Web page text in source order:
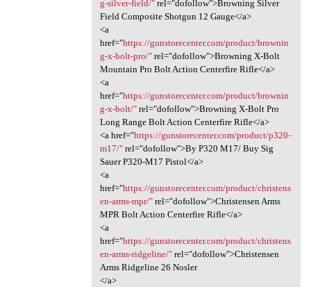
g-silver-field/"rel="dofollow">Browning Silver
Field Composite Shotgun 12 Gauge</a>
<a
href="https://gunstorecenter.com/product/brownin
g-x-bolt-pro/"rel="dofollow">Browning X-Bolt
Mountain Pro Bolt Action Centerfire Rifle</a>
<a
href="https://gunstorecenter.com/product/brownin
g-x-bolt/"rel="dofollow">Browning X-Bolt Pro
Long Range Bolt Action Centerfire Rifle</a>
<a href="https://gunstorecenter.com/product/p320-
m17/"rel="dofollow">By P320 M17/ Buy Sig
Sauer P320-M17 Pistol</a>
<a
href="https://gunstorecenter.com/product/christens
en-arms-mpr/"rel="dofollow">Christensen Arms
MPR Bolt Action Centerfire Rifle</a>
<a
href="https://gunstorecenter.com/product/christens
en-arms-ridgeline/"rel="dofollow">Christensen
Arms Ridgeline 26 Nosler
</a>